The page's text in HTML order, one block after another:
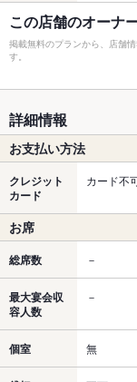
この店舗のオーナ
掲載無料のプランから、店舗
す。
詳細情報
お支払い方法
クレジット
カード
カード不
お席
総席数 －
最大宴会収
容人数
－
個室 無